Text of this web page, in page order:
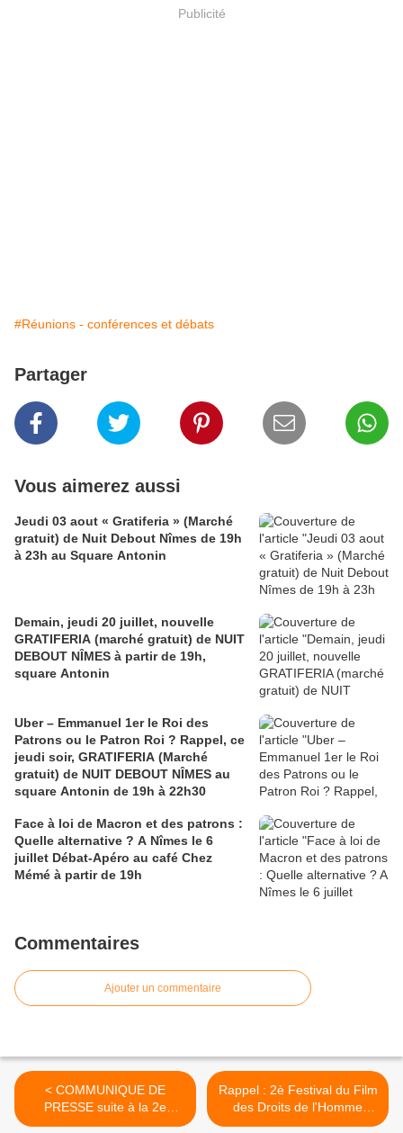
Publicité
#Réunions - conférences et débats
Partager
Vous aimerez aussi
Jeudi 03 aout « Gratiferia » (Marché
gratuit) de Nuit Debout Nîmes de 19h
à 23h au Square Antonin
Demain, jeudi 20 juillet, nouvelle
GRATIFERIA (marché gratuit) de NUIT
DEBOUT NÎMES à partir de 19h,
square Antonin
Uber – Emmanuel 1er le Roi des
Patrons ou le Patron Roi ? Rappel, ce
jeudi soir, GRATIFERIA (Marché
gratuit) de NUIT DEBOUT NÎMES au
square Antonin de 19h à 22h30
Face à loi de Macron et des patrons :
Quelle alternative ? A Nîmes le 6
juillet Débat-Apéro au café Chez
Mémé à partir de 19h
Commentaires
Ajouter un commentaire
< COMMUNIQUE DE
PRESSE suite à la 2e
Action d’appel au boycott
Rappel : 2è Festival du Film
des Droits de l'Homme
dans le Gard du 20 au 31